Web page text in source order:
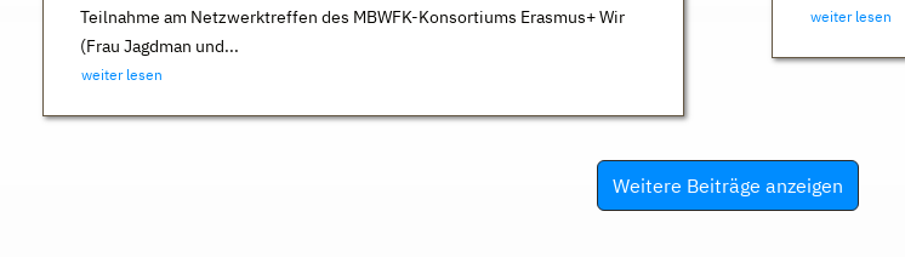
Teilnahme am Netzwerktreffen des MBWFK-Konsortiums Erasmus+ Wir
(Frau Jagdman und...
weiter lesen
weiter lesen
Weitere Beiträge anzeigen